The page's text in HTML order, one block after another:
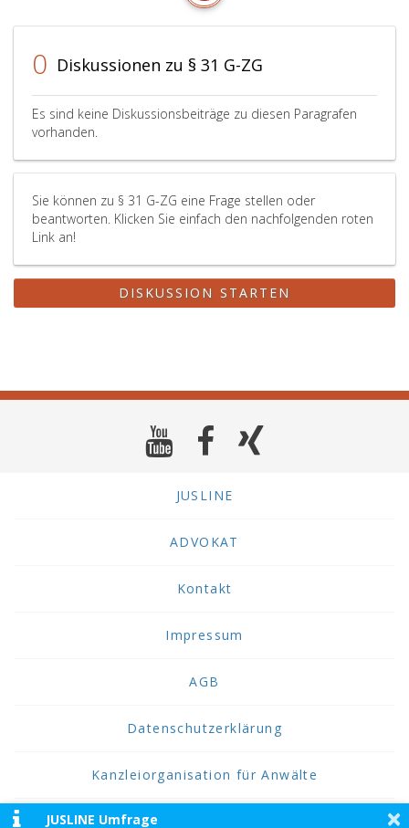
0 Diskussionen zu § 31 G-ZG
Es sind keine Diskussionsbeiträge zu diesen Paragrafen
vorhanden.
Sie können zu § 31 G-ZG eine Frage stellen oder
beantworten. Klicken Sie einfach den nachfolgenden roten
Link an!
DISKUSSION STARTEN
JUSLINE
ADVOKAT
Kontakt
Impressum
AGB
Datenschutzerklärung
Kanzleiorganisation für Anwälte
×
JUSLINE Umfrage